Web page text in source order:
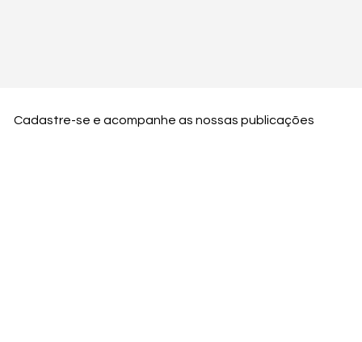
Cadastre-se e acompanhe as nossas publicações